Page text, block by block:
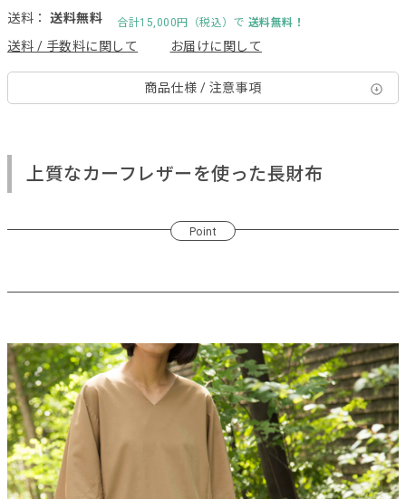
送料： 送料無料 合計15,000円（税込）で 送料無料！
送料 / 手数料に関して お届けに関して
商品仕様 / 注意事項
上質なカーフレザーを使った長財布
Point